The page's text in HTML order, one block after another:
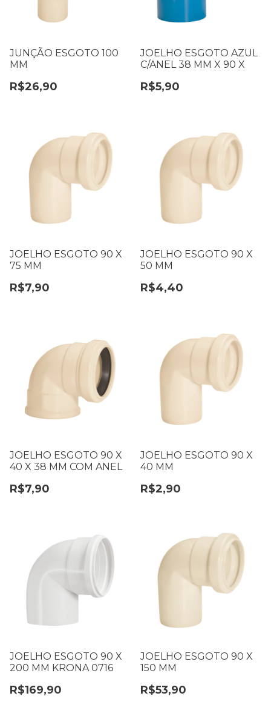
JUNÇÃO ESGOTO 100
MM
R$26,90
JOELHO ESGOTO AZUL
C/ANEL 38 MM X 90 X
R$5,90
JOELHO ESGOTO 90 X
75 MM
R$7,90
JOELHO ESGOTO 90 X
50 MM
R$4,40
JOELHO ESGOTO 90 X
40 X 38 MM COM ANEL
R$7,90
JOELHO ESGOTO 90 X
40 MM
R$2,90
JOELHO ESGOTO 90 X
200 MM KRONA 0716
R$169,90
JOELHO ESGOTO 90 X
150 MM
R$53,90